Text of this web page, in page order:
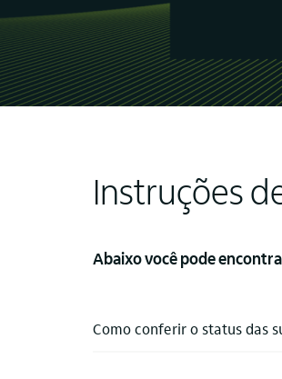
Instruções
Abaixo você pode
Como conferir o status das